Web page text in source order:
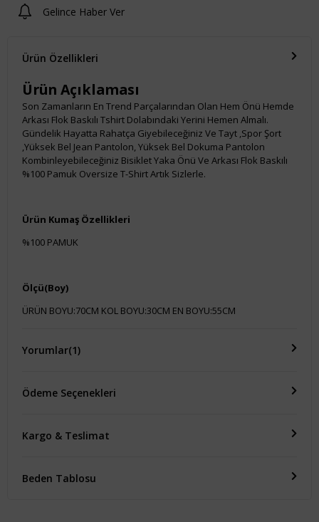
Gelince Haber Ver
Ürün Özellikleri
Ürün Açıklaması
Son Zamanların En Trend Parçalarından Olan Hem Önü Hemde
Arkası Flok Baskılı Tshirt Dolabındaki Yerini Hemen Almalı.
Gündelik Hayatta Rahatça Giyebileceğiniz Ve Tayt ,Spor Şort
,Yüksek Bel Jean Pantolon, Yüksek Bel Dokuma Pantolon
Kombinleyebileceğiniz Bisiklet Yaka Önü Ve Arkası Flok Baskılı
%100 Pamuk Oversize T-Shirt Artık Sizlerle.
Ürün Kumaş Özellikleri
%100 PAMUK
Ölçü(Boy)
ÜRÜN BOYU:70CM KOL BOYU:30CM EN BOYU:55CM
Yorumlar(1)
Ödeme Seçenekleri
Kargo & Teslimat
Beden Tablosu